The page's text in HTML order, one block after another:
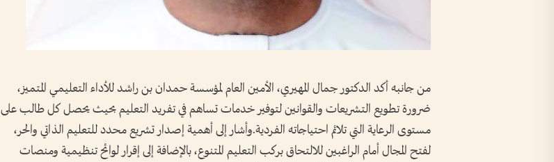
من جانبه أكد الدكتور جمال المهيري، الأمين العام لمؤسسة حمدان بن راشد للأداء التعليمي المتميز،
ضرورة تطويع التشريعات والقوانين لتوفير خدمات تساهم في تفريد التعليم بحيث يحصل كل طالب على
مستوى الرعاية التي تلائم احتياجاته الفردية.وأشار إلى أهمية إصدار تشريع محدد للتعليم الذاتي والحر،
لفتح المجال أمام الراغبين للالتحاق بركب التعليم المتنوع، بالإضافة إلى إقرار لوائح تنظيمية ومنصات